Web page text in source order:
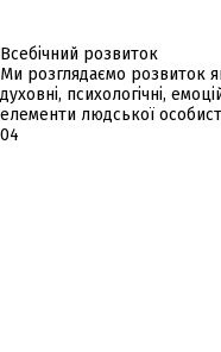
Всебічний розвиток
Ми розглядаємо розвиток
духовні, психологічні,
елементи людської
04